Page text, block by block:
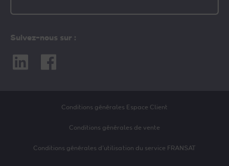
Suivez-nous sur :
Linkedin Facebook
Conditions générales Espace Client
Conditions générales de vente
Conditions générales d’utilisation du service FRANSAT